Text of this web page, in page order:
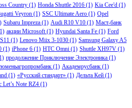
Country (1) Honda Shuttle 2016 (1) Kia Cee'd (1)
Veyron (1) SSC Ultimate Aero (1) Opel
Subaru Impreza (1) Audi R10 V10 (1) Маст-банк
акции Microsoft(1) Hyundai Santa Fe (1) Ford
(1) Lenovo Miix 3-1030 (1) Samsung Galaxy A5
(1) iPhone 6 (1) HTC Omni (1) Shuttle XH97V (1)
продолжение Приключение Электроника (1)
(1) Академрусбанк (1)
(1) «Русский стандарт» (1) Дельта Кей (1)
Let’s Note RZ4 (1)